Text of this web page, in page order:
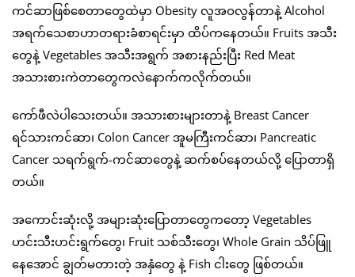
ကင်ဆာဖြစ်စေတာတွေထဲမှာ Obesity လူအဝလွန်တာနဲ့ Alcohol
အရက်သေစာဟာတရားခံစာရင်းမှာ ထိပ်ကနေတယ်။ Fruits အသီး
တွေနဲ့ Vegetables အသီးအရွက် အစားနည်းပြီး Red Meat
အသားစားကဲတာတွေကလဲနောက်ကလိုက်တယ်။
ကော်ဖီလဲပါသေးတယ်။ အသားစားများတာနဲ့ Breast Cancer
ရင်သားကင်ဆာ၊ Colon Cancer အူမကြီးကင်ဆာ၊ Pancreatic
Cancer သရက်ရွက်-ကင်ဆာတွေနဲ့ ဆက်စပ်နေတယ်လို့ ပြောတာရှိ
တယ်။
အကောင်းဆုံးလို့ အများဆုံးပြောတာတွေကတော့ Vegetables
ဟင်းသီးဟင်းရွက်တွေ၊ Fruit သစ်သီးတွေ၊ Whole Grain သိပ်ဖြူ
နေအောင် ချွတ်မတားတဲ့ အနှံတွေ နဲ့ Fish ငါးတွေ ဖြစ်တယ်။